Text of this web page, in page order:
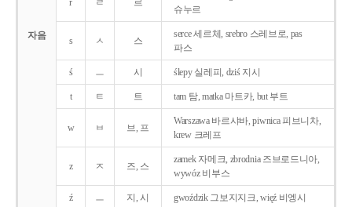
자음
r ㄹ 르
슈누르
s ㅅ 스
serce 세르체, srebro 스레브로, pas
파스
ś ㅡ 시 ślepy 실레피, dziś 지시
t ㅌ 트 tam 탐, matka 마트카, but 부트
w ㅂ 브, 프
Warszawa 바르샤바, piwnica 피브니차,
krew 크레프
z ㅈ 즈, 스
zamek 자메크, zbrodnia 즈브로드니아,
wywóz 비부스
ź ㅡ 지, 시 gwoździk 그보지지크, więź 비엥시